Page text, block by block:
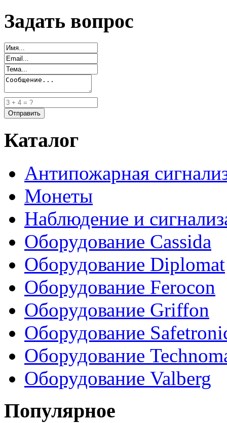
Задать вопрос
Каталог
Антипожарная
Монеты
Наблюдение и
Оборудование Cassida
Оборудование Diplomat
Оборудование Ferocon
Оборудование Griffon
Оборудование
Оборудование
Оборудование Valberg
Популярное